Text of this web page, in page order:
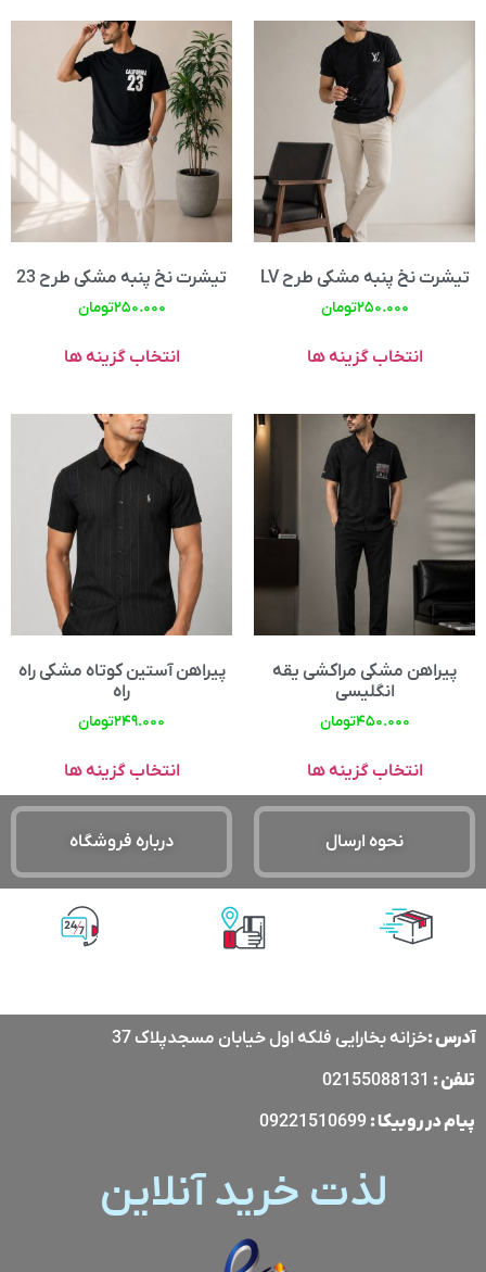
تیشرت نخ پنبه مشکی طرح LV
۲۵۰.۰۰۰تومان
انتخاب گزینه ها
تیشرت نخ پنبه مشکی طرح 23
۲۵۰.۰۰۰تومان
انتخاب گزینه ها
پیراهن مشکی مراکشی یقه
انگلیسی
۴۵۰.۰۰۰تومان
انتخاب گزینه ها
پیراهن آستین کوتاه مشکی راه
راه
۲۴۹.۰۰۰تومان
انتخاب گزینه ها
نحوه ارسال درباره فروشگاه
آدرس :خزانه بخارایی فلکه اول خیابان مسجدپلاک 37
تلفن :
پیام در روبیکا:
لذت خرید آنلاین